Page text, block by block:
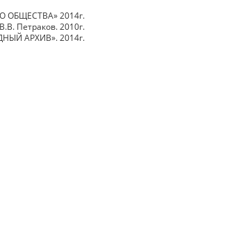
ОБЩЕСТВА» 2014г.
Петраков. 2010г.
АРХИВ». 2014г.